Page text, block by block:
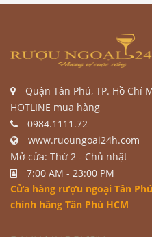
Quận Tân Phú, TP. Hồ Chí
HOTLINE mua hàng
0984.1111.72
www.ruoungoai24h.com
Mở cửa: Thứ 2 - Chủ nhật
7:00 AM - 23:00 PM
Cửa hàng rượu ngoại Tân Phú
chính hãng Tân Phú HCM